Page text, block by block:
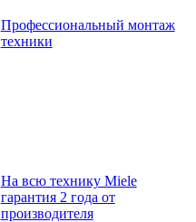
Профессиональный монтаж
техники
На всю технику Miele
гарантия 2 года от
производителя